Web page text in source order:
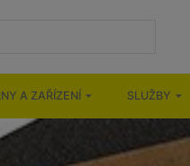
A ZAŘÍZENÍ SLUŽBY